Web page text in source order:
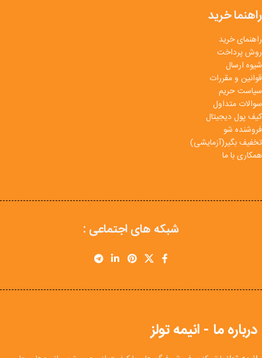
راهنما خرید
راهنمای خرید
روش پرداخت
شیوه ارسال
قوانین و مقررات
سیاست حریم
سوالات متداول
کیف پول دیجیتال
فروشنده شو
تخفیف بگیر(آزمایشی)
همکاری با ما
شبکه های اجتماعی :
درباره ما - انیمه تولز